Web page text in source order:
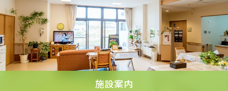
施設案内